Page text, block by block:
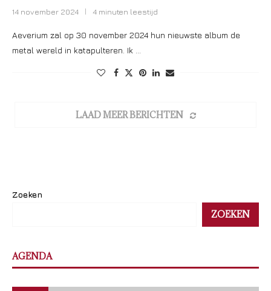
14 november 2024 4 minuten leestijd
Aeverium zal op 30 november 2024 hun nieuwste album de
metal wereld in katapulteren. Ik …
LAAD MEER BERICHTEN
Zoeken
ZOEKEN
AGENDA